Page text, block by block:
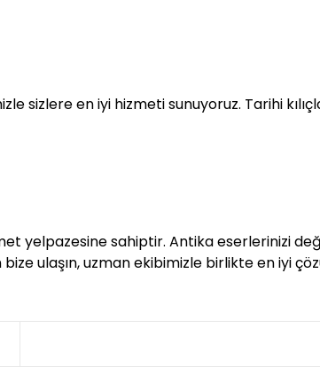
sizlere en iyi hizmeti sunuyoruz. Tarihi
yelpazesine sahiptir. Antika eserlerinizi
ulaşın, uzman ekibimizle birlikte en iyi